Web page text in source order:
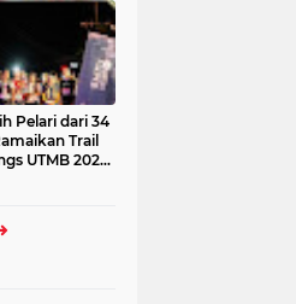
Pelari dari 34
Trail
UTMB 2026